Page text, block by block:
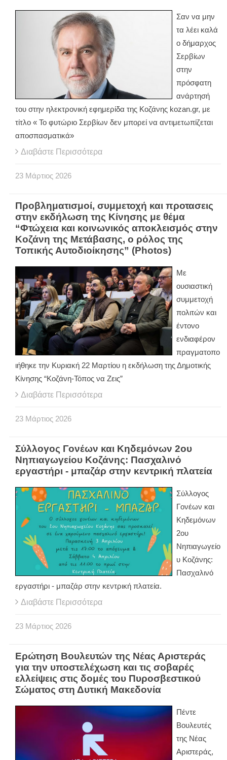
Σαν να μην
τα λέει καλά
ο δήμαρχος
Σερβίων
στην
πρόσφατη
ανάρτησή
του στην ηλεκτρονική εφημερίδα της Κοζάνης kozan.gr, με
τίτλο « Το φυτώριο Σερβίων δεν μπορεί να αντιμετωπίζεται
αποσπασματικά»
Διαβάστε Περισσότερα
23 Μάρτιος 2026
Προβληματισμοί, συμμετοχή και προτασεις
στην εκδήλωση της Κίνησης με θέμα
“Φτώχεια και κοινωνικός αποκλεισμός στην
Κοζάνη της Μετάβασης, ο ρόλος της
Τοπικής Αυτοδιοίκησης” (Photos)
Με
ουσιαστική
συμμετοχή
πολιτών και
έντονο
ενδιαφέρον
πραγματοπο
ιήθηκε την Κυριακή 22 Μαρτίου η εκδήλωση της Δημοτικής
Κίνησης “Κοζάνη-Τόπος να Ζεις”
Διαβάστε Περισσότερα
23 Μάρτιος 2026
Σύλλογος Γονέων και Κηδεμόνων 2ου
Νηπιαγωγείου Κοζάνης: Πασχαλινό
εργαστήρι - μπαζάρ στην κεντρική πλατεία
Σύλλογος
Γονέων και
Κηδεμόνων
2ου
Νηπιαγωγείο
υ Κοζάνης:
Πασχαλινό
εργαστήρι - μπαζάρ στην κεντρική πλατεία.
Διαβάστε Περισσότερα
23 Μάρτιος 2026
Ερώτηση Βουλευτών της Νέας Αριστεράς
για την υποστελέχωση και τις σοβαρές
ελλείψεις στις δομές του Πυροσβεστικού
Σώματος στη Δυτική Μακεδονία
Πέντε
Βουλευτές
της Νέας
Αριστεράς,